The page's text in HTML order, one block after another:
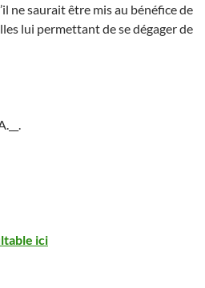
ne saurait être mis au bénéfice de
lui permettant de se dégager de
ici